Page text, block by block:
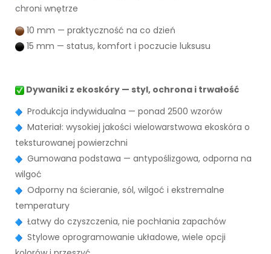
chroni wnętrze
10 mm — praktyczność na co dzień
15 mm — status, komfort i poczucie luksusu
Dywaniki z ekoskóry — styl, ochrona i trwałość
Produkcja indywidualna — ponad 2500 wzorów
Materiał: wysokiej jakości wielowarstwowa ekoskóra o
teksturowanej powierzchni
Gumowana podstawa — antypoślizgowa, odporna na
wilgoć
Odporny na ścieranie, sól, wilgoć i ekstremalne
temperatury
Łatwy do czyszczenia, nie pochłania zapachów
Stylowe oprogramowanie układowe, wiele opcji